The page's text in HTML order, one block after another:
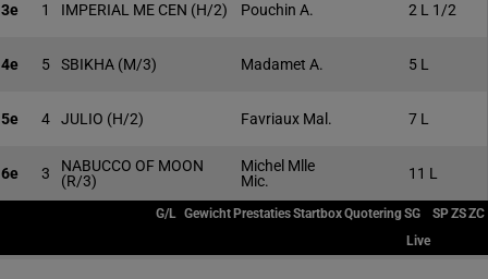
3e 1 IMPERIAL ME CEN (H/2) Pouchin A. 2 L 1/2
4e 5 SBIKHA (M/3) Madamet A. 5 L
5e 4 JULIO (H/2) Favriaux Mal. 7 L
6e 3
NABUCCO OF MOON
(R/3)
Michel Mlle
Mic.
11 L
G/L Gewicht PrestatiesStartboxQuoteringSG SPZSZC
Live